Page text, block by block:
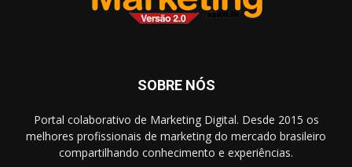
SOBRE NÓS
Portal colaborativo de Marketing Digital. Desde 2015 os
melhores profissionais de marketing do mercado brasileiro
compartilhando conhecimento e experiências.